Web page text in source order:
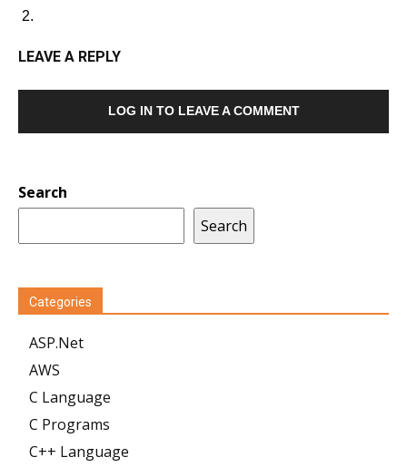
LEAVE A REPLY
LOG IN TO LEAVE A COMMENT
Search
Search
Categories
ASP.Net
AWS
C Language
C Programs
C++ Language